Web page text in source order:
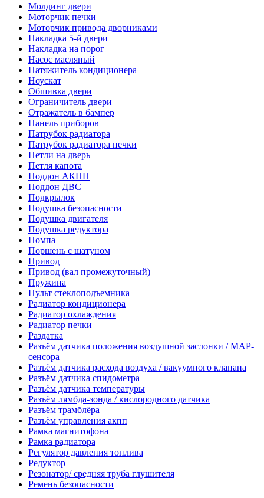
Молдинг двери
Моторчик печки
Моторчик привода дворниками
Накладка 5-й двери
Накладка на порог
Насос масляный
Натяжитель кондиционера
Ноускат
Обшивка двери
Ограничитель двери
Отражатель в бампер
Панель приборов
Патрубок радиатора
Патрубок радиатора печки
Петли на дверь
Петля капота
Поддон АКПП
Поддон ДВС
Подкрылок
Подушка безопасности
Подушка двигателя
Подушка редуктора
Помпа
Поршень с шатуном
Привод
Привод (вал промежуточный)
Пружина
Пульт стеклоподъемника
Радиатор кондиционера
Радиатор охлаждения
Радиатор печки
Раздатка
Разъём датчика положения воздушной заслонки / MAP-
сенсора
Разъём датчика расхода воздуха / вакуумного клапана
Разъём датчика спидометра
Разъём датчика температуры
Разъём лямбда-зонда / кислородного датчика
Разъём трамблёра
Разъём управления акпп
Рамка магнитофона
Рамка радиатора
Регулятор давления топлива
Редуктор
Резонатор/ средняя труба глушителя
Ремень безопасности